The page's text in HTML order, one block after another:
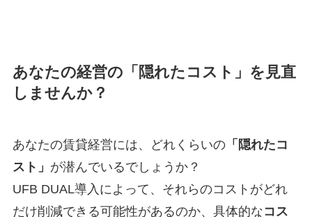
あなたの経営の「隠れたコスト」を見直
しませんか？
あなたの賃貸経営には、どれくらいの「隠れたコ
スト」 が潜んでいるでしょうか？
UFB DUAL導入によって、それらのコストがどれ
だけ削減できる可能性があるのか、具体的なコス